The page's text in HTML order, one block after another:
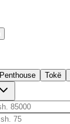
Penthouse Tokë